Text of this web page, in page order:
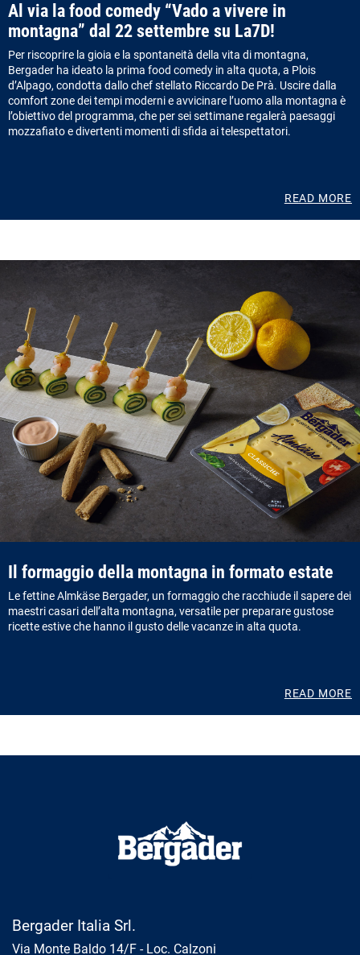
Al via la food comedy “Vado a vivere in
montagna” dal 22 settembre su La7D!
Per riscoprire la gioia e la spontaneità della vita di montagna,
Bergader ha ideato la prima food comedy in alta quota, a Plois
d’Alpago, condotta dallo chef stellato Riccardo De Prà. Uscire dalla
comfort zone dei tempi moderni e avvicinare l’uomo alla montagna è
l’obiettivo del programma, che per sei settimane regalerà paesaggi
mozzafiato e divertenti momenti di sfida ai telespettatori.
READ MORE
Il formaggio della montagna in formato estate
Le fettine Almkäse Bergader, un formaggio che racchiude il sapere dei
maestri casari dell’alta montagna, versatile per preparare gustose
ricette estive che hanno il gusto delle vacanze in alta quota.
READ MORE
Bergader Italia Srl.
Via Monte Baldo 14/F - Loc. Calzoni